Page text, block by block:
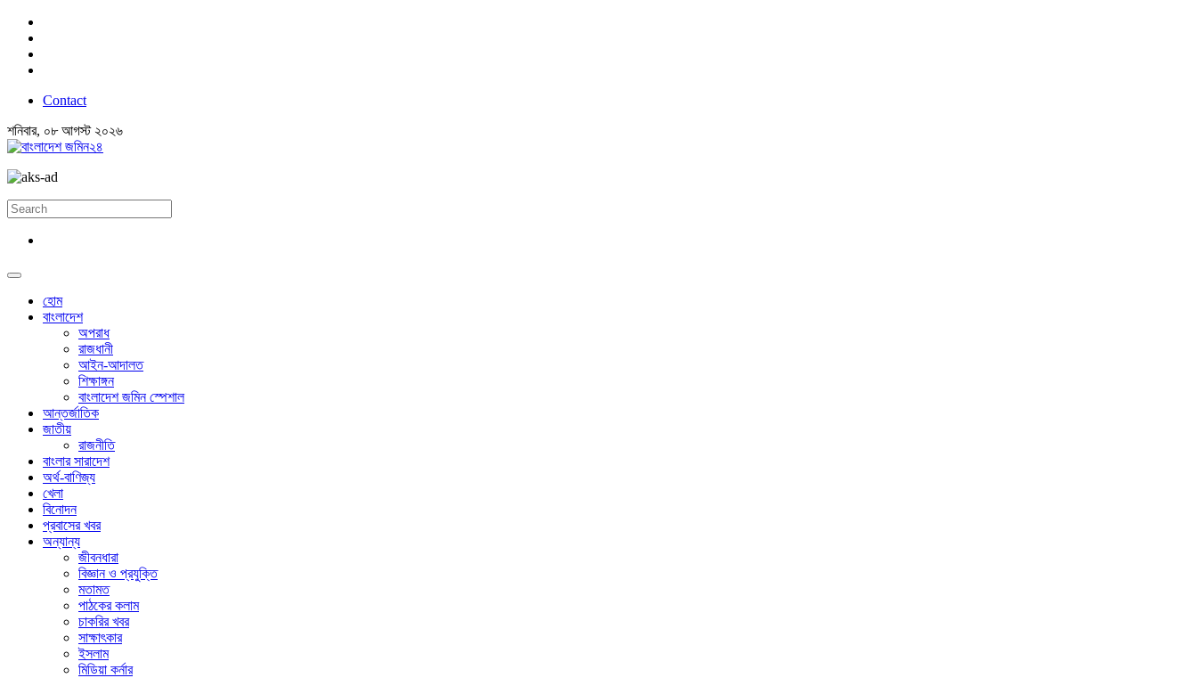
Contact
শনিবার, ০৮ আগস্ট ২০২৬
হোম
বাংলাদেশ
অপরাধ
রাজধানী
আইন-আদালত
শিক্ষাঙ্গন
বাংলাদেশ জমিন স্পেশাল
আন্তর্জাতিক
জাতীয়
রাজনীতি
বাংলার সারাদেশ
অর্থ-বাণিজ্য
খেলা
বিনোদন
প্রবাসের খবর
অন্যান্য
জীবনধারা
বিজ্ঞান ও প্রযুক্তি
মতামত
পাঠকের কলাম
চাকরির খবর
সাক্ষাৎকার
ইসলাম
মিডিয়া কর্নার